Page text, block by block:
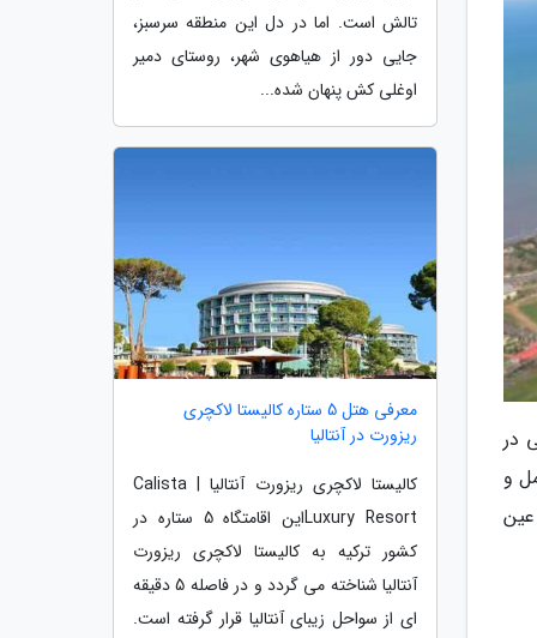
در
و
تالش است. اما در دل این منطقه سرسبز،
جایی دور از هیاهوی شهر، روستای دمیر
اوغلی کش پنهان شده...
معرفی هتل 5 ستاره کالیستا لاکچری
ریزورت در آنتالیا
کالیستا لاکچری ریزورت آنتالیا | Calista
Luxury Resortاین اقامتگاه 5 ستاره در
کشور ترکیه به کالیستا لاکچری ریزورت
آنتالیا شناخته می گردد و در فاصله 5 دقیقه
ای از سواحل زیبای آنتالیا قرار گرفته است.